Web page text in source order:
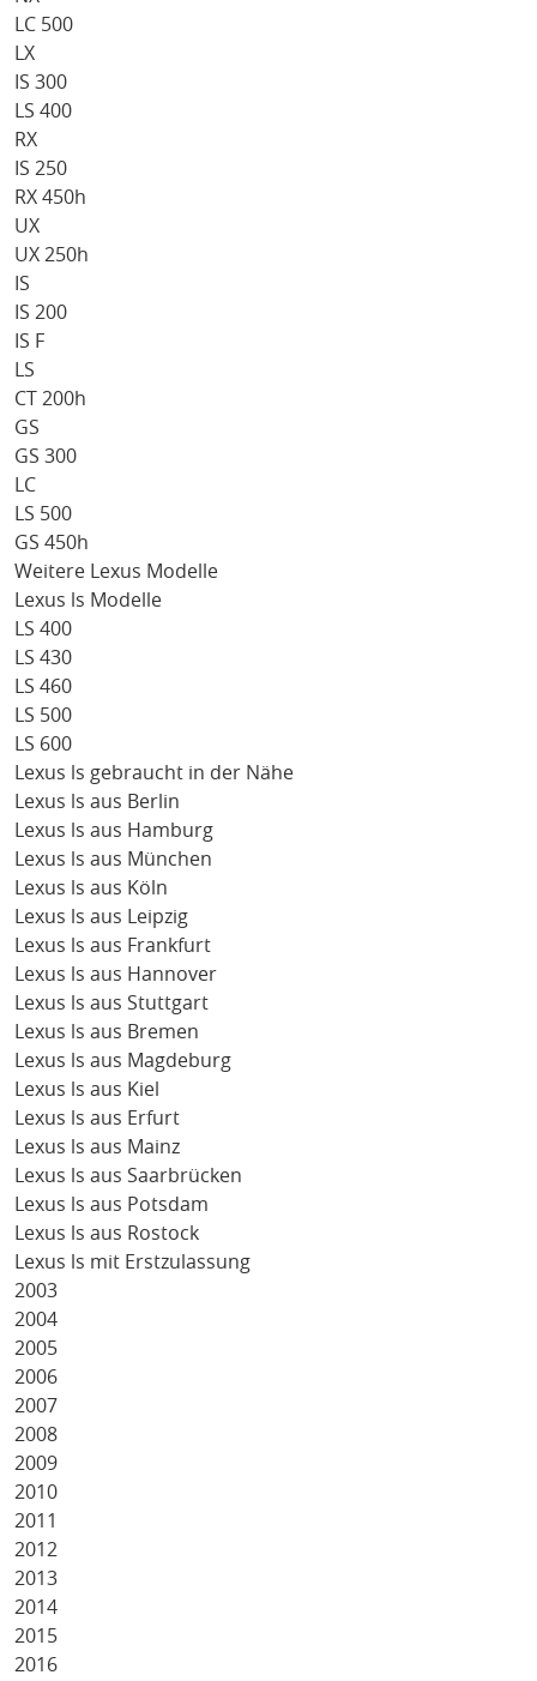
LC 500
LX
IS 300
LS 400
RX
IS 250
RX 450h
UX
UX 250h
IS
IS 200
IS F
LS
CT 200h
GS
GS 300
LC
LS 500
GS 450h
Weitere Lexus Modelle
Lexus ls Modelle
LS 400
LS 430
LS 460
LS 500
LS 600
Lexus ls gebraucht in der Nähe
Lexus ls aus Berlin
Lexus ls aus Hamburg
Lexus ls aus München
Lexus ls aus Köln
Lexus ls aus Leipzig
Lexus ls aus Frankfurt
Lexus ls aus Hannover
Lexus ls aus Stuttgart
Lexus ls aus Bremen
Lexus ls aus Magdeburg
Lexus ls aus Kiel
Lexus ls aus Erfurt
Lexus ls aus Mainz
Lexus ls aus Saarbrücken
Lexus ls aus Potsdam
Lexus ls aus Rostock
Lexus ls mit Erstzulassung
2003
2004
2005
2006
2007
2008
2009
2010
2011
2012
2013
2014
2015
2016